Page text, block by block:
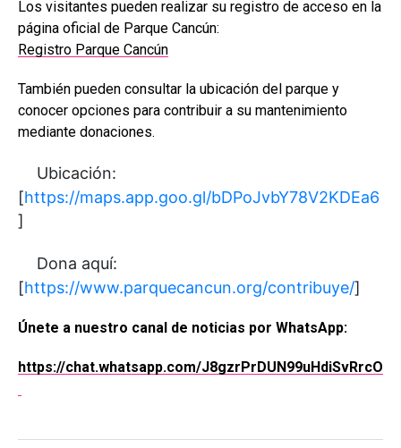
Los visitantes pueden realizar su registro de acceso en la
página oficial de Parque Cancún:
Registro Parque Cancún
También pueden consultar la ubicación del parque y
conocer opciones para contribuir a su mantenimiento
mediante donaciones.
Ubicación:
[https://maps.app.goo.gl/bDPoJvbY78V2KDEa6
]
Dona aquí:
[https://www.parquecancun.org/contribuye/]
Únete a nuestro canal de noticias por WhatsApp:
https://chat.whatsapp.com/J8gzrPrDUN99uHdiSvRrcO